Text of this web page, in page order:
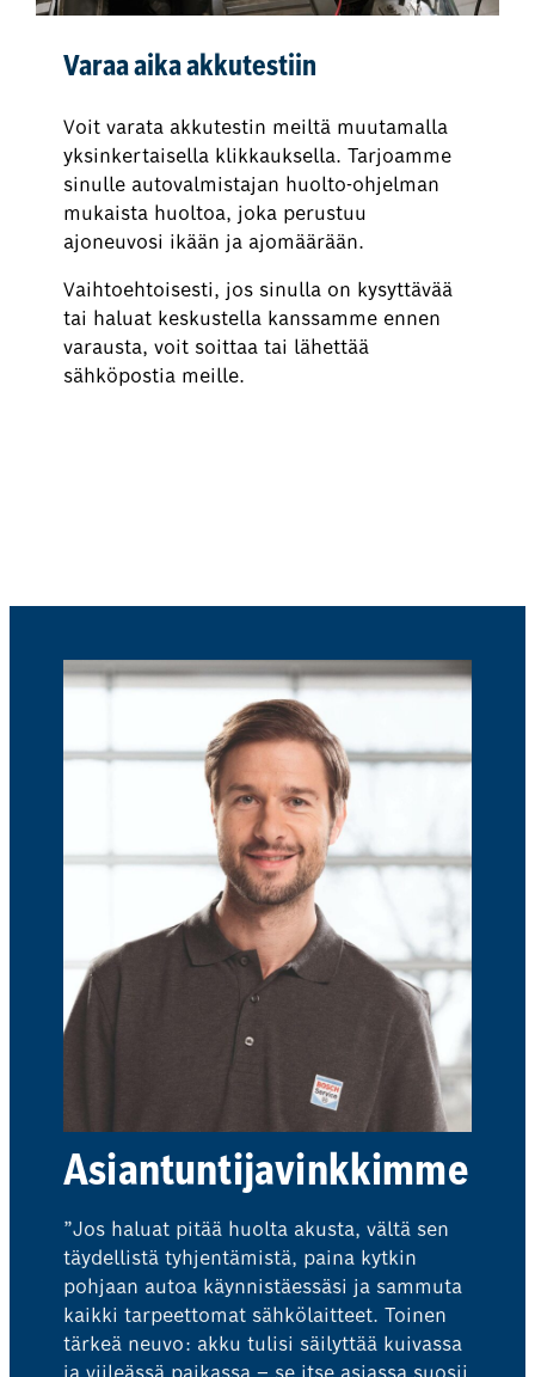
Varaa aika akkutestiin
Voit varata akkutestin meiltä muutamalla
yksinkertaisella klikkauksella. Tarjoamme
sinulle autovalmistajan huolto-ohjelman
mukaista huoltoa, joka perustuu
ajoneuvosi ikään ja ajomäärään.
Vaihtoehtoisesti, jos sinulla on kysyttävää
tai haluat keskustella kanssamme ennen
varausta, voit soittaa tai lähettää
sähköpostia meille.
Asiantuntijavinkkimme
”Jos haluat pitää huolta akusta, vältä sen
täydellistä tyhjentämistä, paina kytkin
pohjaan autoa käynnistäessäsi ja sammuta
kaikki tarpeettomat sähkölaitteet. Toinen
tärkeä neuvo: akku tulisi säilyttää kuivassa